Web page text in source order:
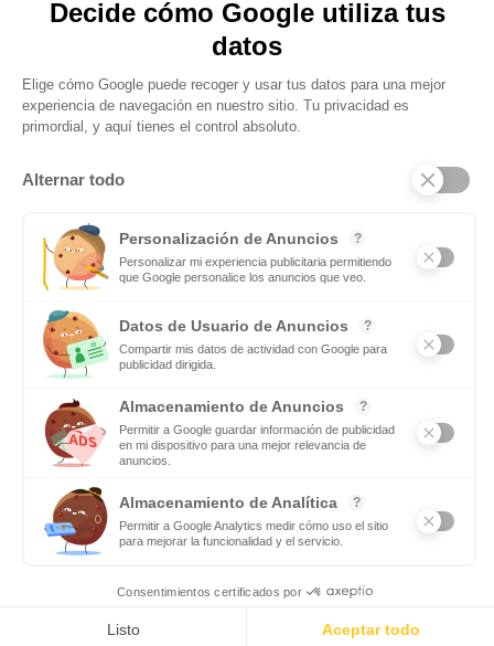
nada más lejos
Obtenga actualizaciones y manténgase
conectado: suscríbase a nuestro boletín
maestro de Educación Física
Leer mas
El equipamiento que necesita las lavanderías de
autoservicio
Leer mas
© 2025 Todos los derechos reservados
Politica de privacidad